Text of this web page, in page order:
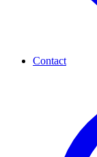
Contact